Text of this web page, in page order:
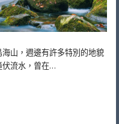
山，週邊有許多特別的地貌
伏流水，曾在…